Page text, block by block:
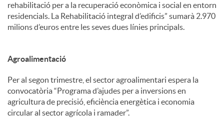
rehabilitació per a la recuperació econòmica i social en entorn
residencials. La Rehabilitació integral d’edificis” sumarà 2.970
milions d’euros entre les seves dues línies principals.
Agroalimentació
Per al segon trimestre, el sector agroalimentari espera la
convocatòria “Programa d’ajudes per a inversions en
agricultura de precisió, eficiència energètica i economia
circular al sector agrícola i ramader”.